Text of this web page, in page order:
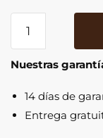
Indio
quantity
Nuestras
14 días de
Entrega